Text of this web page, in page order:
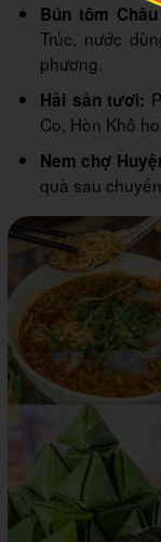
Bún tôm
Trúc, nước
phương.
Hải sản tươi:
Co, Hòn Khô
Nem chợ
quà sau